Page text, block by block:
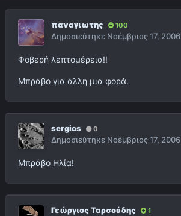
παναγιωτης 100
Δημοσιεύτηκε Νοέμβριος 17, 2006
Φοβερή λεπτομέρεια!!
Μπράβο για άλλη μια φορά.
sergios 0
Δημοσιεύτηκε Νοέμβριος 17, 2006
Μπράβο Ηλία!
Γεώργιος Ταρσούδης 1